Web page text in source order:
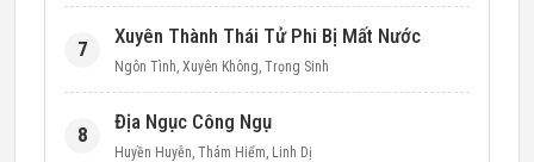
7
Xuyên Thành Thái Tử Phi Bị Mất Nước
Ngôn Tình, Xuyên Không, Trọng Sinh
8
Địa Ngục Công Ngụ
Huyền Huyễn, Thám Hiểm, Linh Dị